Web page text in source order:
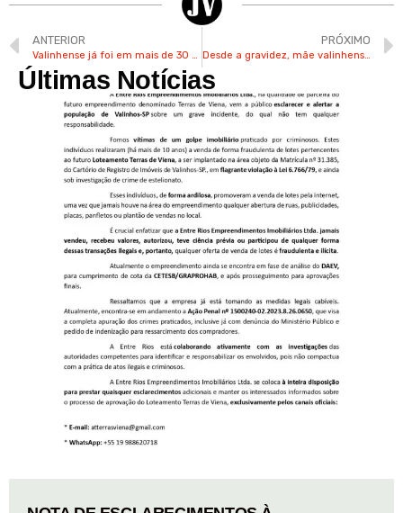
ANTERIOR
Valinhense já foi em mais de 30 shows do Luan Santana e fez festa temática do cantor
PRÓXIMO
Desde a gravidez, mãe valinhense já passava paixão por Luan Santana para a filha
Últimas Notícias